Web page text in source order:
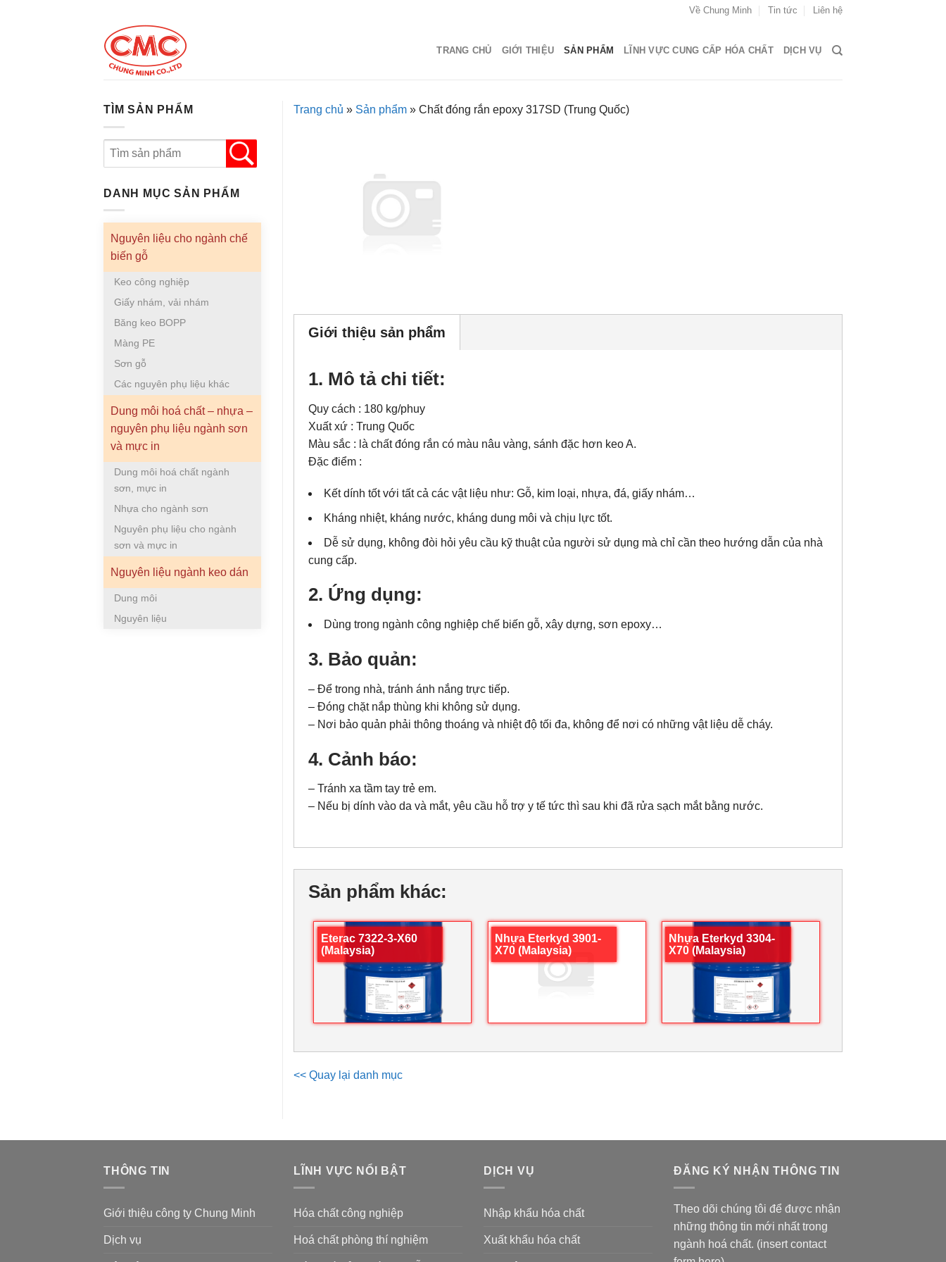
Về Chung Minh Tin tức Liên hệ
TRANG CHỦ GIỚI THIỆU SẢN PHẨM LĨNH VỰC CUNG CẤP HÓA CHẤT DỊCH VỤ
Trang chủ » Sản phẩm » Chất đóng rắn epoxy 317SD (Trung Quốc)
Giới thiệu sản phẩm
1. Mô tả chi tiết:
Quy cách : 180 kg/phuy
Xuất xứ : Trung Quốc
Màu sắc : là chất đóng rắn có màu nâu vàng, sánh đặc hơn keo A.
Đặc điểm :
Kết dính tốt với tất cả các vật liệu như: Gỗ, kim loại, nhựa, đá, giấy nhám…
Kháng nhiệt, kháng nước, kháng dung môi và chịu lực tốt.
Dễ sử dụng, không đòi hỏi yêu cầu kỹ thuật của người sử dụng mà chỉ cần theo hướng dẫn của nhà
cung cấp.
2. Ứng dụng:
Dùng trong ngành công nghiệp chế biến gỗ, xây dựng, sơn epoxy…
3. Bảo quản:
– Để trong nhà, tránh ánh nắng trực tiếp.
– Đóng chặt nắp thùng khi không sử dụng.
– Nơi bảo quản phải thông thoáng và nhiệt độ tối đa, không để nơi có những vật liệu dễ cháy.
4. Cảnh báo:
– Tránh xa tầm tay trẻ em.
– Nếu bị dính vào da và mắt, yêu cầu hỗ trợ y tế tức thì sau khi đã rửa sạch mắt bằng nước.
Sản phẩm khác:
Eterac 7322-3-X60
(Malaysia)
Nhựa Eterkyd 3901-
X70 (Malaysia)
Nhựa Eterkyd 3304-
X70 (Malaysia)
<< Quay lại danh mục
TÌM SẢN PHẨM
DANH MỤC SẢN PHẨM
Nguyên liệu cho ngành chế
biến gỗ
Keo công nghiệp
Giấy nhám, vải nhám
Băng keo BOPP
Màng PE
Sơn gỗ
Các nguyên phụ liệu khác
Dung môi hoá chất – nhựa –
nguyên phụ liệu ngành sơn
và mực in
Dung môi hoá chất ngành
sơn, mực in
Nhựa cho ngành sơn
Nguyên phụ liệu cho ngành
sơn và mực in
Nguyên liệu ngành keo dán
Dung môi
Nguyên liệu
THÔNG TIN
Giới thiệu công ty Chung Minh
Dịch vụ
LĨNH VỰC NỔI BẬT
Hóa chất công nghiệp
Hoá chất phòng thí nghiệm
DỊCH VỤ
Nhập khẩu hóa chất
Xuất khẩu hóa chất
ĐĂNG KÝ NHẬN THÔNG TIN
Theo dõi chúng tôi để được nhận
những thông tin mới nhất trong
ngành hoá chất. (insert contact